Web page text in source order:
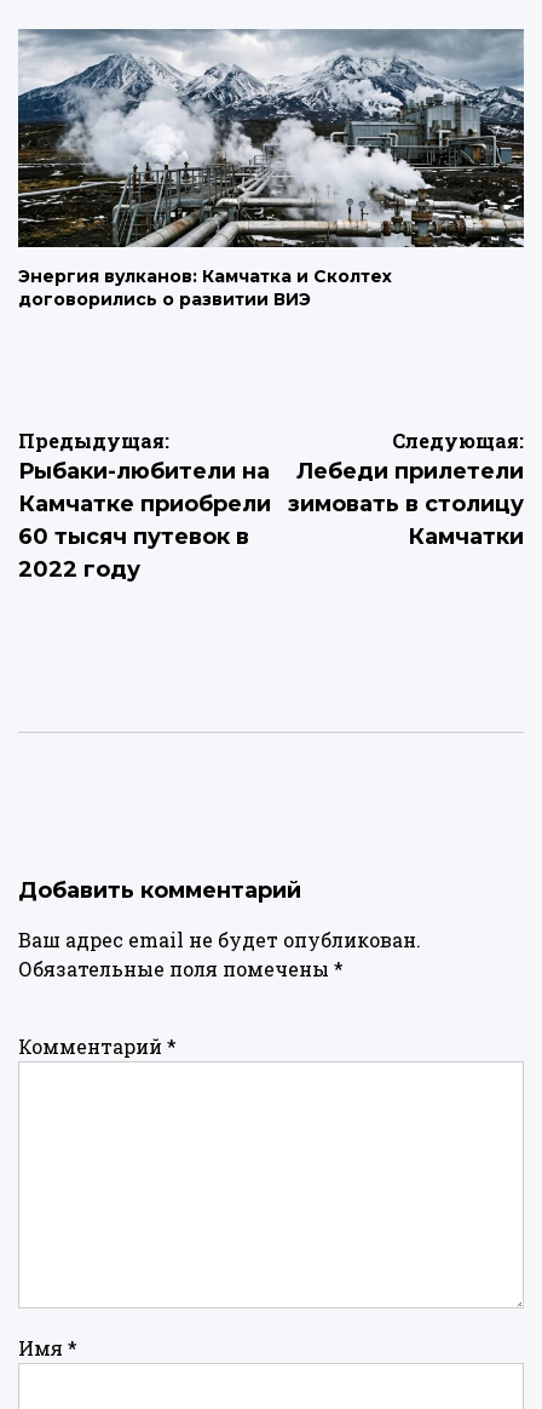
Энергия вулканов: Камчатка и Сколтех
договорились о развитии ВИЭ
Навигация
по
записям
Предыдущая:
Рыбаки-любители на
Камчатке приобрели
60 тысяч путевок в
2022 году
Следующая:
Лебеди прилетели
зимовать в столицу
Камчатки
Добавить комментарий
Ваш адрес email не будет опубликован.
Обязательные поля помечены *
Комментарий *
Имя *